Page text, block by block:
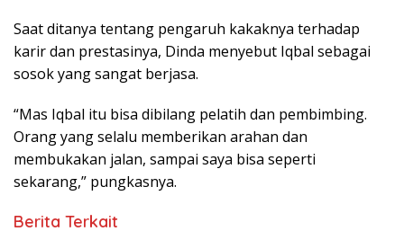
Saat ditanya tentang pengaruh kakaknya terhadap
karir dan prestasinya, Dinda menyebut Iqbal sebagai
sosok yang sangat berjasa.
“Mas Iqbal itu bisa dibilang pelatih dan pembimbing.
Orang yang selalu memberikan arahan dan
membukakan jalan, sampai saya bisa seperti
sekarang,” pungkasnya.
Berita Terkait